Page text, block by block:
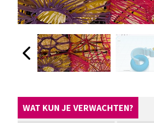
WAT KUN JE VERWACHTEN?